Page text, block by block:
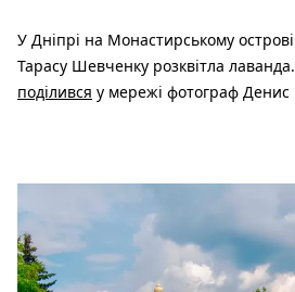
У Дніпрі на Монастирському острові
Тарасу Шевченку розквітла
поділився у мережі фотограф Денис